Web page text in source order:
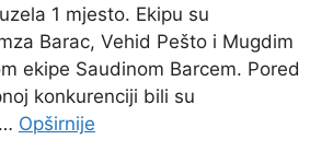
1 mjesto. Ekipu su
Barac, Vehid Pešto i Mugdim
ekipe Saudinom Barcem. Pored
konkurenciji bili su
Opširnije